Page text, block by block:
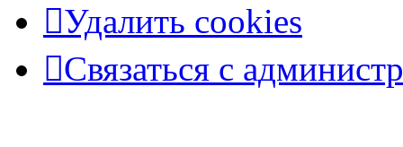
Удалить cookies
Связаться с